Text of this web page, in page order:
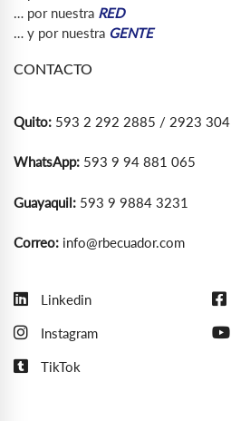
… por nuestra RED
… y por nuestra GENTE
CONTACTO
Quito: 593 2 292 2885 / 2923 304
WhatsApp: 593 9 94 881 065
Guayaquil: 593 9 9884 3231
Correo: info@rbecuador.com
Linkedin
Instagram
TikTok